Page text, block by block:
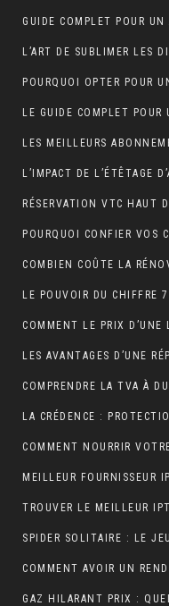
L’ART DE SUBLIMER LES
LES MEILLEURS
L’IMPACT DE L’ÉTÊTAGE
LE POUVOIR DU CHIFFRE